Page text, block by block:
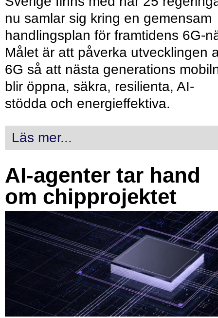
nu samlar sig kring en gemensam
handlingsplan för framtidens 6G-
Målet är att påverka utvecklingen
6G så att nästa generations
blir öppna, säkra, resilienta, AI-
stödda och energieffektiva.
Läs mer...
AI-agenter tar hand
om chipprojektet